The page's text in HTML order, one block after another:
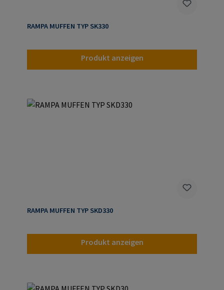
RAMPA MUFFEN TYP SK330
Produkt anzeigen
RAMPA MUFFEN TYP SKD330
Produkt anzeigen